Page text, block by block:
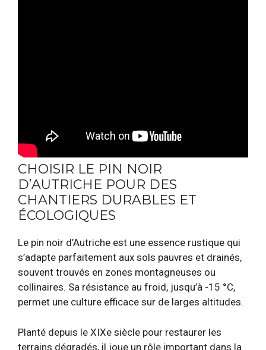
CHOISIR LE PIN NOIR
D’AUTRICHE POUR DES
CHANTIERS DURABLES ET
ÉCOLOGIQUES
Le pin noir d’Autriche est une essence rustique qui
s’adapte parfaitement aux sols pauvres et drainés,
souvent trouvés en zones montagneuses ou
collinaires. Sa résistance au froid, jusqu’à -15 °C,
permet une culture efficace sur de larges altitudes.
Planté depuis le XIXe siècle pour restaurer les
terrains dégradés, il joue un rôle important dans la